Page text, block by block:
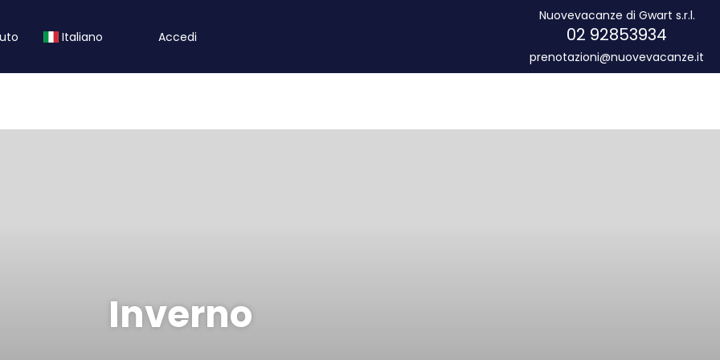
Italiano Accedi
Nuovevacanze di Gwart s.r.l.
02 92853934
prenotazioni@nuovevacanze.it
Inverno